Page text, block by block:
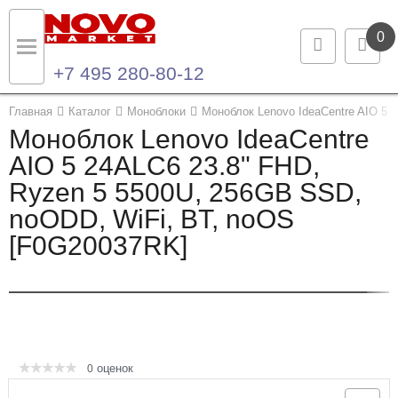
0
+7 495 280-80-12
Главная Каталог Моноблоки Моноблок Lenovo IdeaCentre AIO 5
Моноблок Lenovo IdeaCentre
AIO 5 24ALC6 23.8" FHD,
Ryzen 5 5500U, 256GB SSD,
noODD, WiFi, BT, noOS
[F0G20037RK]
0 оценок
Назад
Каталог продукции
Ноутбуки и ультрабуки
Компьютеры
Назад
Контакты
Контактная информация